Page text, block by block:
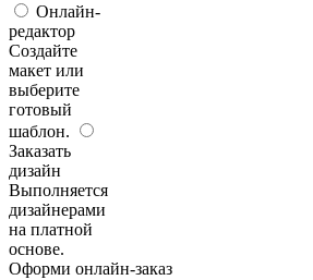
Онлайн-
редактор
Создайте
макет или
выберите
готовый
шаблон.
Заказать
дизайн
Выполняется
дизайнерами
на платной
основе.
Оформи онлайн-заказ